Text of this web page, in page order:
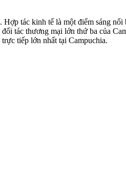
tác kinh tế là một điểm sáng
tác thương mại lớn thứ ba của
tiếp lớn nhất tại Campuchia.